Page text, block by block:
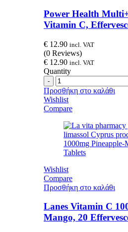
Power Health
Vitamin C,
€ 12.90 incl. VAT
(0 Reviews)
€ 12.90 incl. VAT
Quantity
Quantity
Προσθήκη στο καλάθι
Wishlist
Compare
Wishlist
Compare
Προσθήκη στο καλάθι
Lanes Vitamin C
Mango, 20